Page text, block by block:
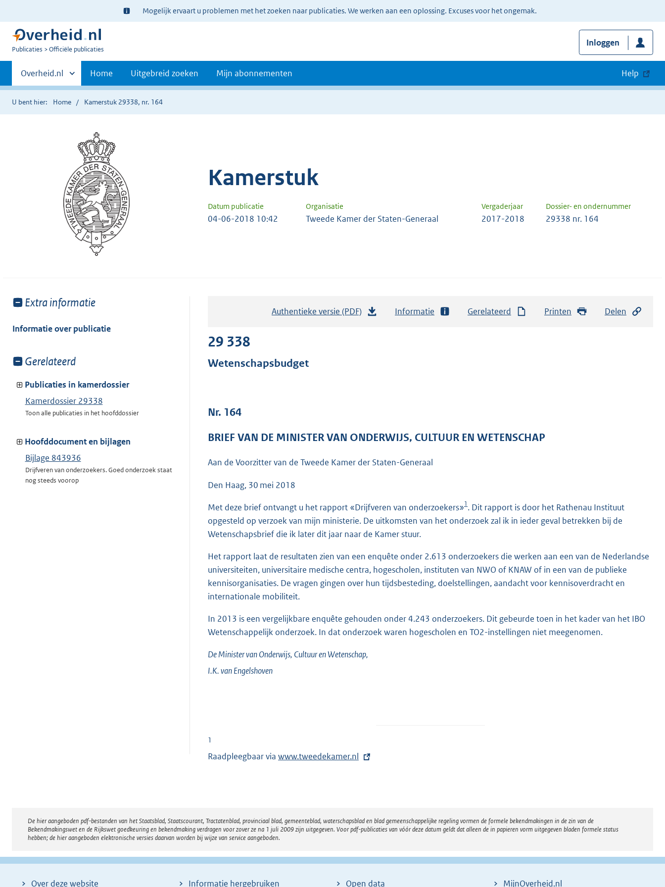
Ter
informatie:
Mogelijk ervaart u problemen met het zoeken naar publicaties. We werken aan een oplossing. Excuses voor het ongemak.
U
Publicaties Officiële publicaties
Inloggen
Primaire
navigatie
Andere
sites
binnen
Overheid.nl Home Uitgebreid zoeken Mijn abonnementen Help
U bent hier: Home Kamerstuk 29338, nr. 164
Kamerstuk
Datum publicatie Organisatie Vergaderjaar Dossier- en ondernummer
04-06-2018 10:42 Tweede Kamer der Staten-Generaal 2017-2018 29338 nr. 164
Toon
van:
Extra informatie
Informatie over publicatie
Toon
van:
Gerelateerd
Publicaties in kamerdossier
Kamerdossier 29338
Toon alle publicaties in het hoofddossier
Hoofddocument en bijlagen
Bijlage 843936
Drijfveren van onderzoekers. Goed onderzoek staat
nog steeds voorop
Authentieke versie (PDF)
r
o
:
3
7
Informatie Gerelateerd Printen Delen
29 338
Wetenschapsbudget
Nr. 164
BRIEF VAN DE MINISTER VAN ONDERWIJS, CULTUUR EN WETENSCHAP
Aan de Voorzitter van de Tweede Kamer der Staten-Generaal
Den Haag, 30 mei 2018
Met deze brief ontvangt u het rapport «Drijfveren van onderzoekers»1. Dit rapport is door het Rathenau Instituut
opgesteld op verzoek van mijn ministerie. De uitkomsten van het onderzoek zal ik in ieder geval betrekken bij de
Wetenschapsbrief die ik later dit jaar naar de Kamer stuur.
Het rapport laat de resultaten zien van een enquête onder 2.613 onderzoekers die werken aan een van de Nederlandse
universiteiten, universitaire medische centra, hogescholen, instituten van NWO of KNAW of in een van de publieke
kennisorganisaties. De vragen gingen over hun tijdsbesteding, doelstellingen, aandacht voor kennisoverdracht en
internationale mobiliteit.
In 2013 is een vergelijkbare enquête gehouden onder 4.243 onderzoekers. Dit gebeurde toen in het kader van het IBO
Wetenschappelijk onderzoek. In dat onderzoek waren hogescholen en TO2-instellingen niet meegenomen.
De Minister van Onderwijs, Cultuur en Wetenschap,
I.K. vanEngelshoven
1
Raadpleegbaar via E
n
e
i
www.tweedekamer.nl
Disclaimer
De hier aangeboden pdf-bestanden van het Staatsblad, Staatscourant, Tractatenblad, provinciaal blad, gemeenteblad, waterschapsblad en blad gemeenschappelijke regeling vormen de formele bekendmakingen in de zin van de
Bekendmakingswet en de Rijkswet goedkeuring en bekendmaking verdragen voor zover ze na 1 juli 2009 zijn uitgegeven. Voor pdf-publicaties van vóór deze datum geldt dat alleen de in papieren vorm uitgegeven bladen formele status
hebben; de hier aangeboden elektronische versies daarvan worden bij wijze van service aangeboden.
Over deze website Informatie hergebruiken Open data MijnOverheid.nl